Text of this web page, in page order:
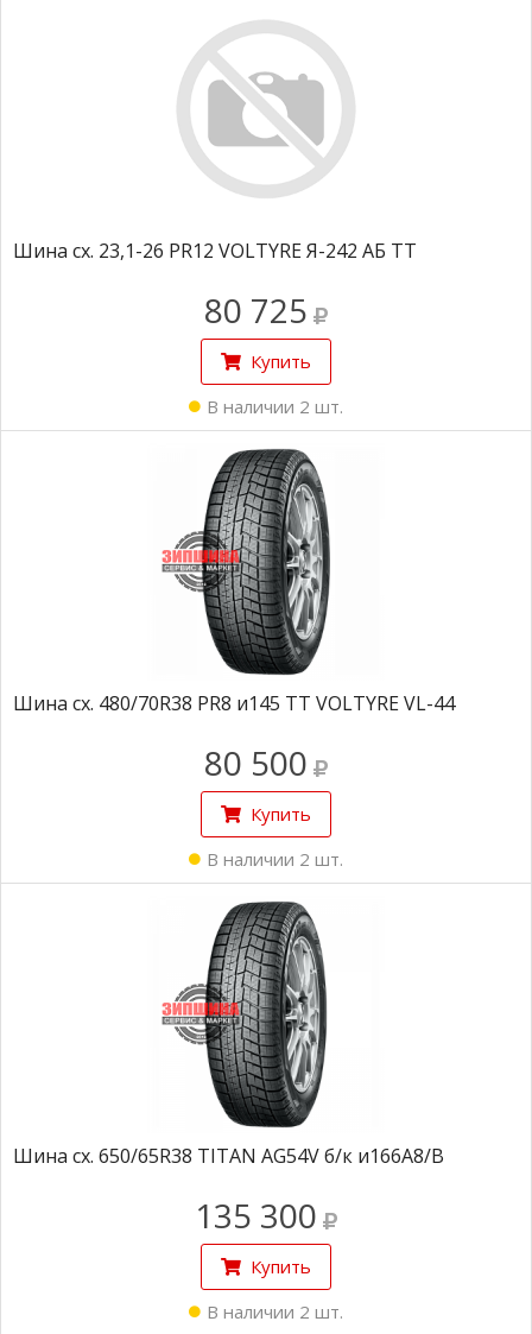
Шина сх. 23,1-26 PR12 VOLTYRE Я-242 АБ TT
80 725
Купить
В наличии 2 шт.
Шина сх. 480/70R38 PR8 и145 TT VOLTYRE VL-44
80 500
Купить
В наличии 2 шт.
Шина сх. 650/65R38 TITAN AG54V б/к и166А8/В
135 300
Купить
В наличии 2 шт.